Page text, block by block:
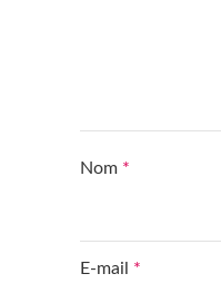
Nom *
E-mail *